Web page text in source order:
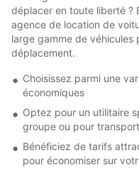
déplacer en toute liberté ?
agence de location de
large gamme de véhicules
déplacement.
Choisissez parmi une
économiques
Optez pour un utilitaire
groupe ou pour
Bénéficiez de tarifs
pour économiser sur